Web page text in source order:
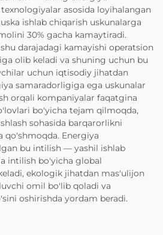
asosida loyihalangan
ishlab chiqarish uskunalarga
30% gacha kamaytiradi.
darajadagi kamayishi operatsion
olib keladi va shuning uchun bu
uchun iqtisodiy jihatdan
samaradorligiga ega uskunalar
orqali kompaniyalar faqatgina
bo'yicha tejam qilmoqda,
sohasida barqarorlikni
qo'shmoqda. Energiya
bu intilish — yashil ishlab
intilish bo'yicha global
ekologik jihatdan mas'ulijon
omil bo'lib qoladi va
oshirishda yordam beradi.